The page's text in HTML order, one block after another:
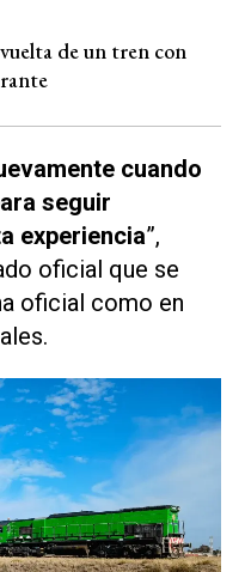
de un tren con
cuando
seguir
experiencia”,
oficial que se
oficial como en